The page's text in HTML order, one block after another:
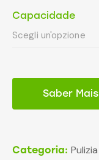
Capacidade
Saber Mais
Categoria: Pulizia